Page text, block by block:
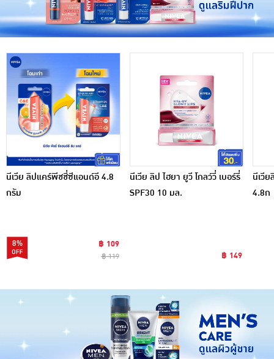
นีเวีย ลิปแคร์พีชชี่ซีแอนด์อี 4.8
กรัม
8% ฿ 109
฿ 119
นีเวีย ลิป ไฮยา ยูวี โกลว์วี่ เบอร์รี่
SPF30 10 มล.
฿ 149
นีเวีย
4.8ก